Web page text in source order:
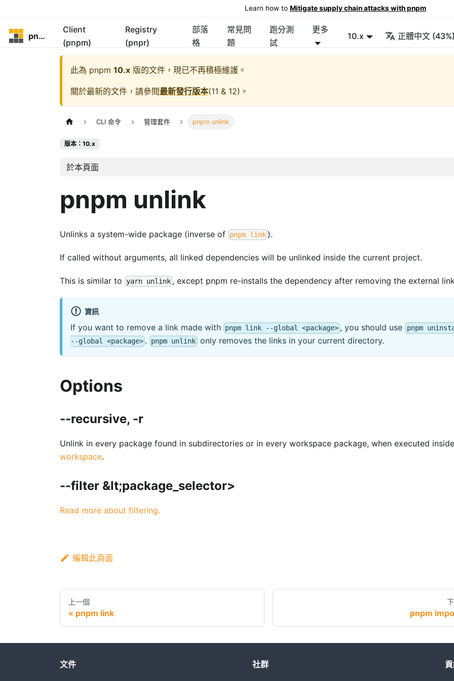
Learn how to Mitigate supply chain attacks with pnpm
pnpm
Client
(pnpm)
Registry
(pnpr)
部落
格
常見問
題
跑分測
試
更多
10.x 正體中文 (43%)
此為 pnpm 10.x 版的文件，現已不再積極維護。
關於最新的文件，請參閱最新發行版本(11 & 12)。
CLI 命令 管理套件 pnpm unlink
版本：10.x
於本頁面
pnpm unlink
Unlinks a system-wide package (inverse of pnpm link ).
If called without arguments, all linked dependencies will be unlinked inside the current project.
This is similar to yarn unlink , except pnpm re-installs the dependency after removing the external
資訊
If you want to remove a link made with pnpm link --global <package> , you should use pnpm
--global <package> . pnpm unlink only removes the links in your current directory.
Options
--recursive, -r
Unlink in every package found in subdirectories or in every workspace package, when executed
workspace.
--filter &lt;package_selector>
Read more about filtering.
編輯此頁面
上一個
pnpm link pnpm
文件 社群